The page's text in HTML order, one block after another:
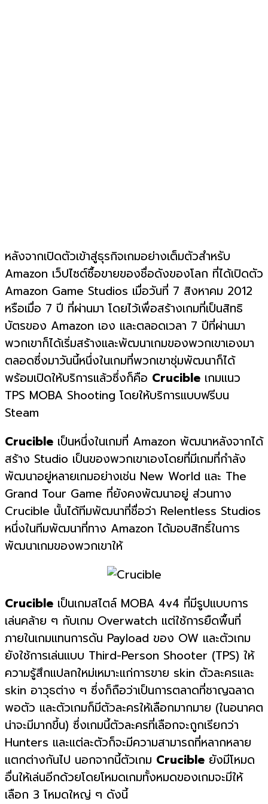
หลังจากเปิดตัวเข้าสู่ธุรกิจเกมอย่างเต็มตัวสำหรับ
Amazon เว็ปไซต์ซื้อขายของชื่อดังของโลก ที่ได้เปิดตัว
Amazon Game Studios เมื่อวันที่ 7 สิงหาคม 2012
หรือเมื่อ 7 ปี ที่ผ่านมา โดยไว้เพื่อสร้างเกมที่เป็นสิทธิ
บัตรของ Amazon เอง และตลอดเวลา 7 ปีที่ผ่านมา
พวกเขาก็ได้เริ่มสร้างและพัฒนาเกมของพวกเขาเองมา
ตลอดซึ่งมาวันนี้หนึ่งในเกมที่พวกเขาซุ่มพัฒนาก็ได้
พร้อมเปิดให้บริการแล้วซึ่งก็คือ Crucible เกมแนว
TPS MOBA Shooting โดยให้บริการแบบฟรีบน
Steam
Crucible เป็นหนึ่งในเกมที่ Amazon พัฒนาหลังจากได้
สร้าง Studio เป็นของพวกเขาเองโดยที่มีเกมที่กำลัง
พัฒนาอยู่หลายเกมอย่างเช่น New World และ The
Grand Tour Game ที่ยังคงพัฒนาอยู่ ส่วนทาง
Crucible นั้นได้ทีมพัฒนาที่ชื่อว่า Relentless Studios
หนึ่งในทีมพัฒนาที่ทาง Amazon ได้มอบสิทธิ์ในการ
พัฒนาเกมของพวกเขาให้
Crucible เป็นเกมสไตล์ MOBA 4v4 ที่มีรูปแบบการ
เล่นคล้าย ๆ กับเกม Overwatch แต่ใช้การยืดพื้นที่
ภายในเกมแทนการดัน Payload ของ OW และตัวเกม
ยังใช้การเล่นแบบ Third-Person Shooter (TPS) ให้
ความรู้สึกแปลกใหม่เหมาะแก่การขาย skin ตัวละครและ
skin อาวุธต่าง ๆ ซึ่งก็ถือว่าเป็นการตลาดที่ชาญฉลาด
พอตัว และตัวเกมก็มีตัวละครให้เลือกมากมาย (ในอนาคต
น่าจะมีมากขึ้น) ซึ่งเกมนี้ตัวละครที่เลือกจะถูกเรียกว่า
Hunters และแต่ละตัวก็จะมีความสามารถที่หลากหลาย
แตกต่างกันไป นอกจากนี้ตัวเกม Crucible ยังมีโหมด
อื่นให้เล่นอีกด้วยโดยโหมดเกมทั้งหมดของเกมจะมีให้
เลือก 3 โหมดใหญ่ ๆ ดังนี้